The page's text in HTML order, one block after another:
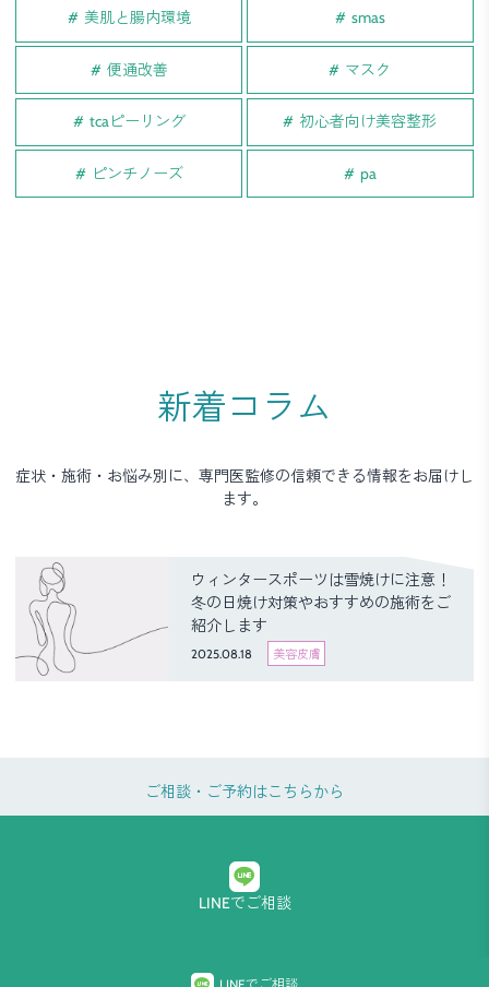
美肌と腸内環境 smas
便通改善 マスク
tcaピーリング 初心者向け美容整形
ピンチノーズ pa
新着コラム
症状・施術・お悩み別に、専門医監修の信頼できる情報をお届けし
ます。
ウィンタースポーツは雪焼けに注意！
冬の日焼け対策やおすすめの施術をご
紹介します
2025.08.18 美容皮膚
ご相談・ご予約はこちらから
LINEでご相談
LINEでご相談
プライバシーポリシー